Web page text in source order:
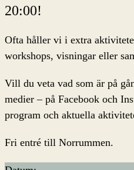
20:00!
Ofta håller vi i extra
workshops, visningar eller
Vill du veta vad som är på
medier – på Facebook och
program och aktuella
Fri entré till Norrummen.